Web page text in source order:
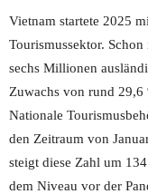
Vietnam startete 2025
Tourismussektor.
sechs Millionen
Zuwachs von rund 29,6
Nationale
den Zeitraum von
steigt diese Zahl um
dem Niveau vor der